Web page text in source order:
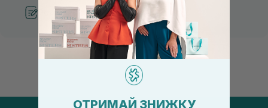
Рекомендації від косметологів
ОТРИМАЙ ЗНИЖКУ